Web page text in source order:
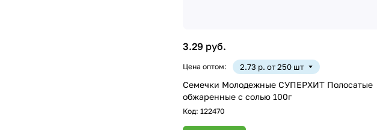
3.29 руб.
Цена оптом: 2.73 р. от 250 шт
Семечки Молодежные СУПЕРХИТ Полосатые
обжаренные с солью 100г
Код: 122470